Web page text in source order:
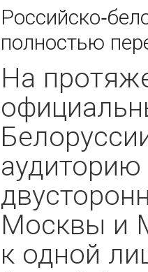
Российско-
полностью
На
Москвы и
к одной